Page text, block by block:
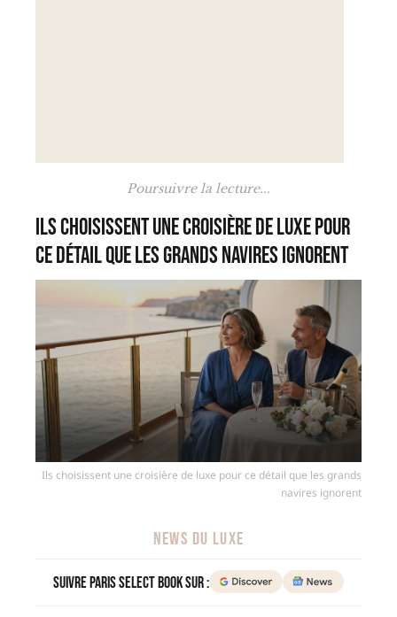
Poursuivre la lecture...
Ils choisissent une croisière de luxe pour
ce détail que les grands navires ignorent
Ils choisissent une croisière de luxe pour ce détail que les grands
navires ignorent
NEWS DU LUXE
Suivre Paris Select Book sur :